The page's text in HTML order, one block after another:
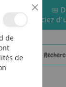
📅
🚚 Bénéficiez
Cookie
Bar
de
de